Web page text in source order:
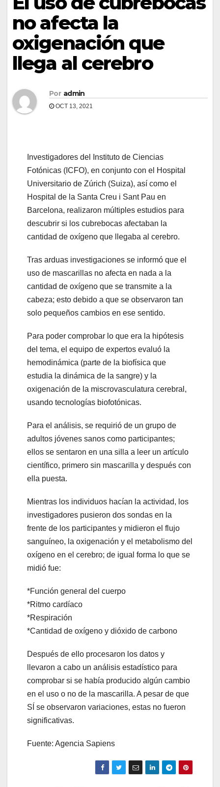
no afecta la
oxigenación que
llega al cerebro
Por admin
OCT 13, 2021
Investigadores del Instituto de Ciencias
Fotónicas (ICFO), en conjunto con el Hospital
Universitario de Zúrich (Suiza), así como el
Hospital de la Santa Creu i Sant Pau en
Barcelona, realizaron múltiples estudios para
descubrir si los cubrebocas afectaban la
cantidad de oxígeno que llegaba al cerebro.
Tras arduas investigaciones se informó que el
uso de mascarillas no afecta en nada a la
cantidad de oxígeno que se transmite a la
cabeza; esto debido a que se observaron tan
solo pequeños cambios en ese sentido.
Para poder comprobar lo que era la hipótesis
del tema, el equipo de expertos evaluó la
hemodinámica (parte de la biofísica que
estudia la dinámica de la sangre) y la
oxigenación de la miscrovasculatura cerebral,
usando tecnologías biofotónicas.
Para el análisis, se requirió de un grupo de
adultos jóvenes sanos como participantes;
ellos se sentaron en una silla a leer un artículo
científico, primero sin mascarilla y después con
ella puesta.
Mientras los individuos hacían la actividad, los
investigadores pusieron dos sondas en la
frente de los participantes y midieron el flujo
sanguíneo, la oxigenación y el metabolismo del
oxígeno en el cerebro; de igual forma lo que se
midió fue:
*Función general del cuerpo
*Ritmo cardíaco
*Respiración
*Cantidad de oxígeno y dióxido de carbono
Después de ello procesaron los datos y
llevaron a cabo un análisis estadístico para
comprobar si se había producido algún cambio
en el uso o no de la mascarilla. A pesar de que
SÍ se observaron variaciones, estas no fueron
significativas.
Fuente: Agencia Sapiens